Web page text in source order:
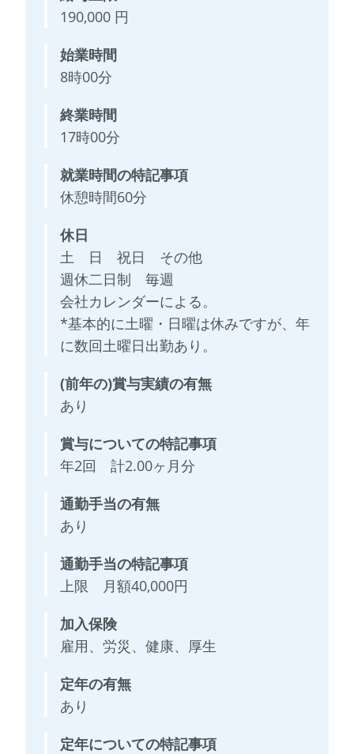
190,000 円
始業時間
8時00分
終業時間
17時00分
就業時間の特記事項
休憩時間60分
休日
土 日 祝日 その他
週休二日制 毎週
会社カレンダーによる。
*基本的に土曜・日曜は休みですが、年
に数回土曜日出勤あり。
(前年の)賞与実績の有無
あり
賞与についての特記事項
年2回 計2.00ヶ月分
通勤手当の有無
あり
通勤手当の特記事項
上限 月額40,000円
加入保険
雇用、労災、健康、厚生
定年の有無
あり
定年についての特記事項